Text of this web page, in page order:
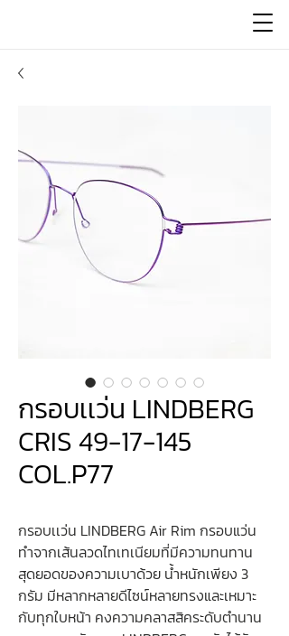
กรอบเเว่น LINDBERG
CRIS 49-17-145
COL.P77
กรอบเเว่น LINDBERG Air Rim กรอบแว่น
ทำจากเส้นลวดไทเทเนียมที่มีความทนทาน
สุดยอดของความเบาด้วย น้ำหนักเพียง 3
กรัม มีหลากหลายดีไซน์หลายทรงและเหมาะ
กับทุกใบหน้า คงความคลาสสิคระดับตำนาน